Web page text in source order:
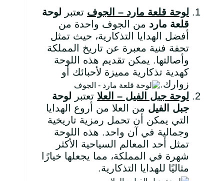
لوحة قلعة مارد – الجوف تعتبر لوحة
قلعة مارد من الجوف واحدة من
أفضل الهدايا التذكارية، حيث تمثل
تحفة فنية معبرة عن تاريخ المملكة
وأصالتها. يمكن تقديم هذه اللوحة
كهدية تذكارية مميزة لأحبائك أو
زوارك.
لوحة جبل الفيل – العلا تعتبر لوحة
جبل الفيل من العلا من أروع الهدايا
التي يمكن أن تحمل رمزية تاريخية
وجمالية في آن واحد. هذه اللوحة
تمثل أحد المعالم السياحية الأكثر
شهرة في المملكة، مما يجعلها خيارًا
مثاليًا للهدايا التذكارية.